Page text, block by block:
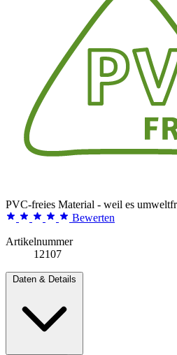
PVC-freies Material - weil es
Bewerten
Artikelnummer
12107
Daten & Details